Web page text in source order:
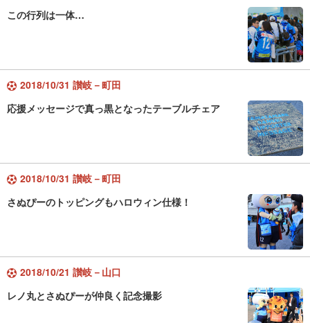
この行列は一体…
2018/10/31 讃岐－町田
応援メッセージで真っ黒となったテーブルチェア
2018/10/31 讃岐－町田
さぬぴーのトッピングもハロウィン仕様！
2018/10/21 讃岐－山口
レノ丸とさぬぴーが仲良く記念撮影